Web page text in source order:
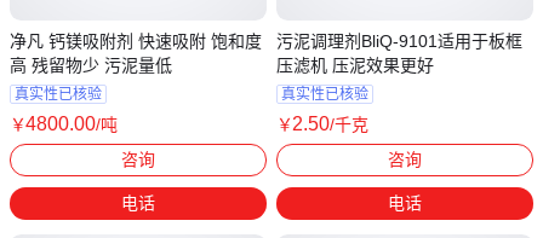
净凡 钙镁吸附剂 快速吸附 饱和度
高 残留物少 污泥量低
真实性已核验
￥4800.00/吨
咨询
电话
污泥调理剂BliQ-9101适用于板框
压滤机 压泥效果更好
真实性已核验
￥2.50/千克
咨询
电话